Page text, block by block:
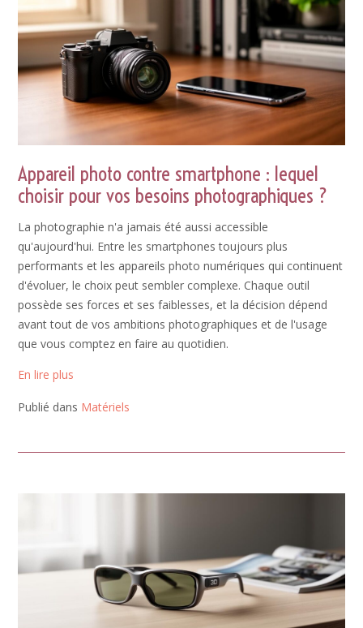
Appareil photo contre smartphone : lequel
choisir pour vos besoins photographiques ?
La photographie n'a jamais été aussi accessible
qu'aujourd'hui. Entre les smartphones toujours plus
performants et les appareils photo numériques qui continuent
d'évoluer, le choix peut sembler complexe. Chaque outil
possède ses forces et ses faiblesses, et la décision dépend
avant tout de vos ambitions photographiques et de l'usage
que vous comptez en faire au quotidien.
En lire plus
Publié dans Matériels